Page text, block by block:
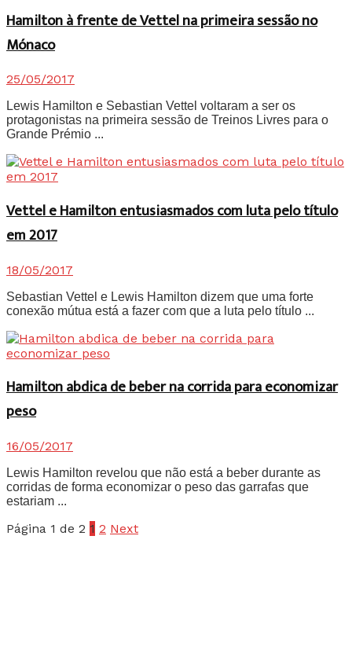
Hamilton à frente de Vettel na primeira sessão no
Mónaco
25/05/2017
Lewis Hamilton e Sebastian Vettel voltaram a ser os
protagonistas na primeira sessão de Treinos Livres para o
Grande Prémio ...
Vettel e Hamilton entusiasmados com luta pelo título
em 2017
18/05/2017
Sebastian Vettel e Lewis Hamilton dizem que uma forte
conexão mútua está a fazer com que a luta pelo título ...
Hamilton abdica de beber na corrida para economizar
peso
16/05/2017
Lewis Hamilton revelou que não está a beber durante as
corridas de forma economizar o peso das garrafas que
estariam ...
Página 1 de 2 1 2 Next